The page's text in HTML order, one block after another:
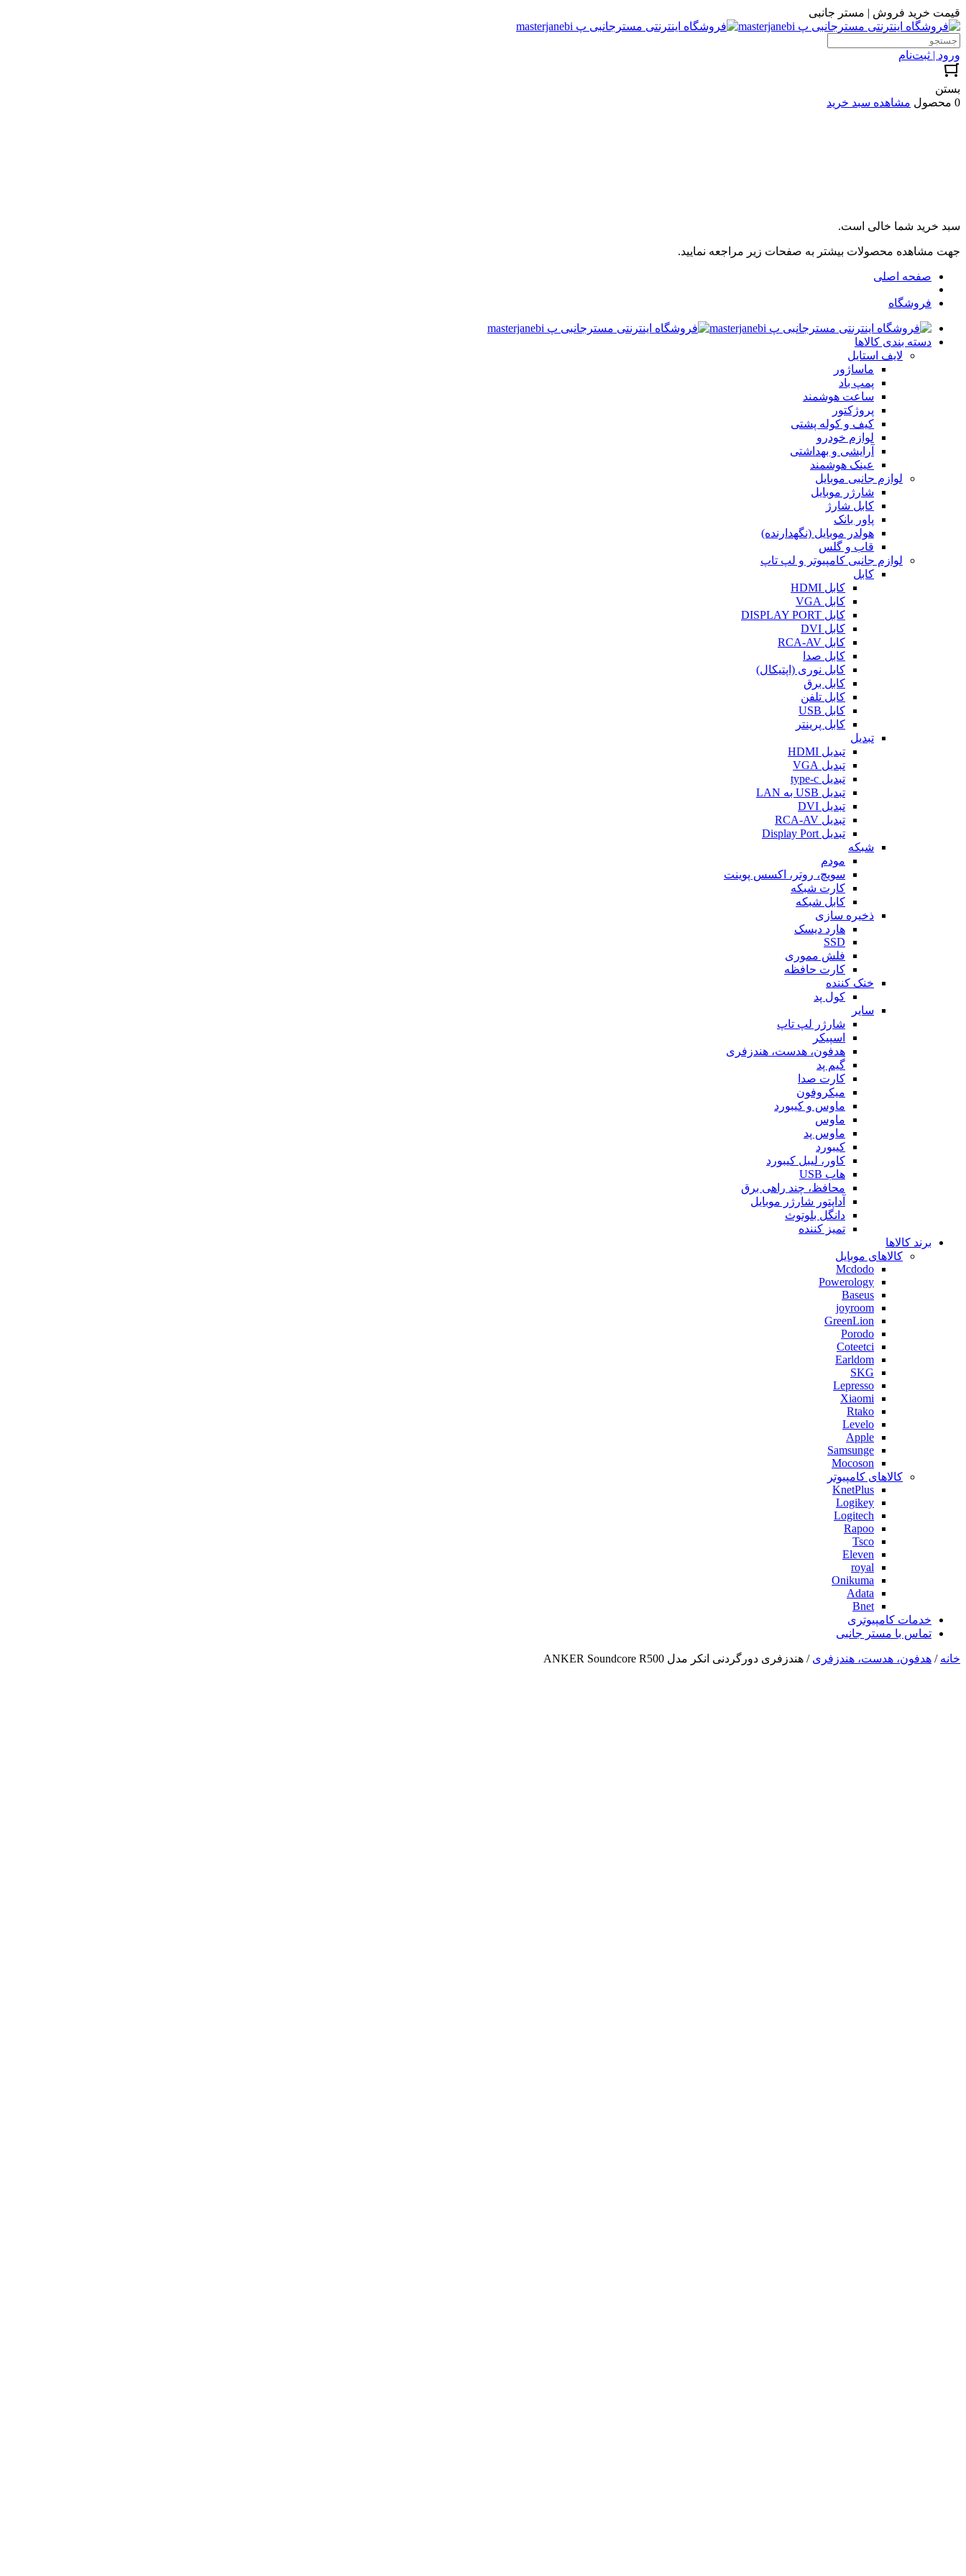
قیمت خرید فروش | مستر جانبی
ورود | ثبت‌نام
بستن
0 محصول
مشاهده سبد خرید
سبد خرید شما خالی است.
جهت مشاهده محصولات بیشتر به صفحات زیر مراجعه نمایید.
صفحه اصلی
فروشگاه
دسته بندی کالاها
لایف استایل
ماساژور
پمپ باد
ساعت هوشمند
پروژکتور
کیف و کوله پشتی
لوازم خودرو
آرایشی و بهداشتی
عینک هوشمند
لوازم جانبی موبایل
شارژر موبایل
کابل شارژ
پاور بانک
هولدر موبایل (نگهدارنده)
قاب و گلس
لوازم جانبی کامپیوتر و لپ تاپ
کابل
کابل HDMI
کابل VGA
کابل DISPLAY PORT
کابل DVI
کابل RCA-AV
کابل صدا
کابل نوری (اپتیکال)
کابل برق
کابل تلفن
کابل USB
کابل پرینتر
تبدیل
تبدیل HDMI
تبدیل VGA
تبدیل type-c
تبدیل USB به LAN
تبدیل DVI
تبدیل RCA-AV
تبدیل Display Port
شبکه
مودم
سویچ، روتر، اکسس پوینت
کارت شبکه
کابل شبکه
ذخیره سازی
هارد دیسک
SSD
فلش مموری
کارت حافظه
خنک کننده
کول پد
سایر
شارژر لپ تاپ
اسپیکر
هدفون، هدست، هندزفری
گیم پد
کارت صدا
میکروفون
ماوس و کیبورد
ماوس
ماوس پد
کیبورد
کاور، لیبل کیبورد
هاب USB
محافظ، چند راهی برق
آداپتور شارژر موبایل
دانگل بلوتوث
تمیز کننده
برند کالاها
کالاهای موبایل
Mcdodo
Powerology
Baseus
joyroom
GreenLion
Porodo
Coteetci
Earldom
SKG
Lepresso
Xiaomi
Rtako
Levelo
Apple
Samsunge
Mocoson
کالاهای کامپیوتر
KnetPlus
Logikey
Logitech
Rapoo
Tsco
Eleven
royal
Onikuma
Adata
Bnet
خدمات کامپیوتری
تماس با مستر جانبی
خانه / هدفون، هدست، هندزفری / هندزفری دورگردنی انکر مدل ANKER Soundcore R500